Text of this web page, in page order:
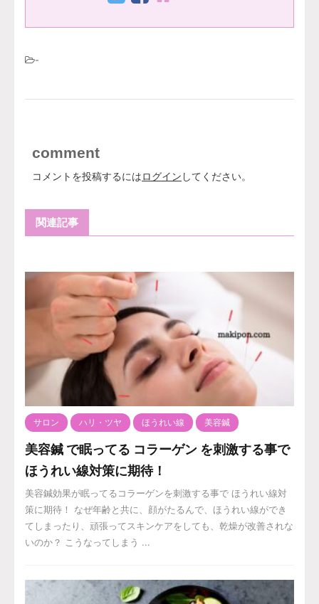
-
comment
コメントを投稿するにはログイン してください。
関連記事
サロン ハリ・ツヤ ほうれい線 美容鍼
美容鍼 で眠ってる コラーゲン を刺激する事で
ほうれい線対策に期待！
美容鍼効果が眠ってるコラーゲンを刺激する事で ほうれい線対
策に期待！ なぜ年齢と共に、顔がたるんで、ほうれい線ができ
てしまったり、頑張ってスキンケアをしても、乾燥が改善されな
いのか？ こうなってしまう ...